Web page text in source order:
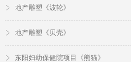
地产雕塑《波轮》
地产雕塑《贝壳》
东阳妇幼保健院项目《熊猫》